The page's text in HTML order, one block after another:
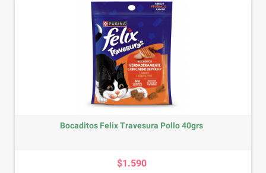
Bocaditos Felix Travesura Pollo 40grs
$1.590